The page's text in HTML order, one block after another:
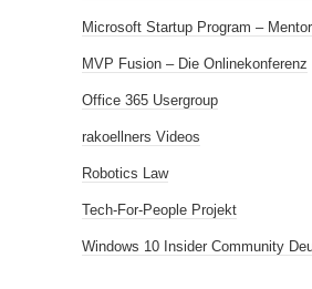
Microsoft Startup Program – Mentor
MVP Fusion – Die Onlinekonferenz
Office 365 Usergroup
rakoellners Videos
Robotics Law
Tech-For-People Projekt
Windows 10 Insider Community